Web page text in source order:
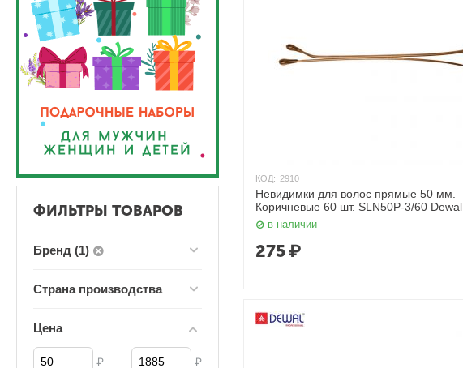
КОД: 2910
Невидимки для волос прямые 50 мм.
Коричневые 60 шт. SLN50P-3/60 Dewal
в наличии
275 ₽
ФИЛЬТРЫ ТОВАРОВ
Бренд (1)
Страна производства
Цена
₽ – ₽